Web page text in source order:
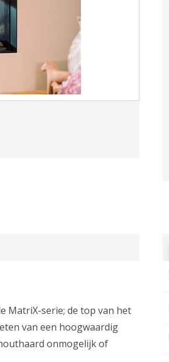
MatriX-serie; de top van het
van een hoogwaardig
onmogelijk of